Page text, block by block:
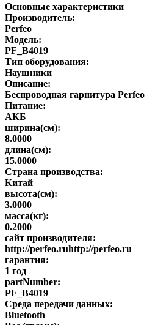
Основные характеристики
Производитель:
Perfeo
Модель:
PF_B4019
Тип оборудования:
Наушники
Описание:
Беспроводная гарнитура Perfeo
Питание:
АКБ
ширина(см):
8.0000
длина(см):
15.0000
Страна производства:
Китай
высота(см):
3.0000
масса(кг):
0.2000
сайт производителя:
http://perfeo.ruhttp://perfeo.ru
гарантия:
1 год
partNumber:
PF_B4019
Среда передачи данных:
Bluetooth